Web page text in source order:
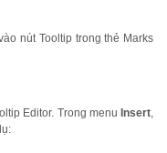
nút Tooltip trong thẻ Marks
Editor. Trong menu Insert,